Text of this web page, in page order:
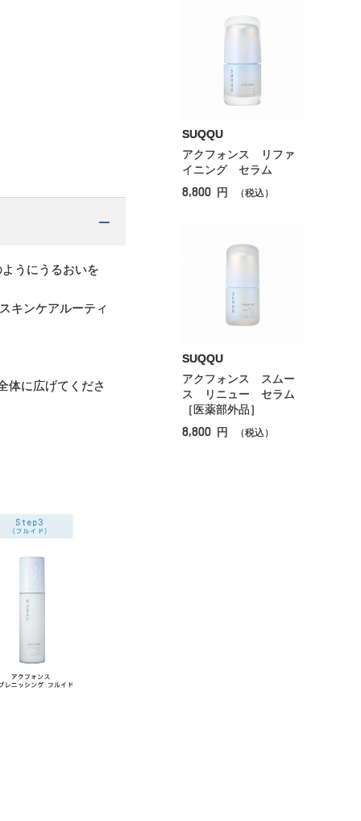
うにうるおいを
キンケアルーティ
体に広げてくださ
SUQQU
アクフォンス リファ
イニング セラム
8,800 円 （税込）
SUQQU
アクフォンス スムー
ス リニュー セラム
［医薬部外品］
8,800 円 （税込）